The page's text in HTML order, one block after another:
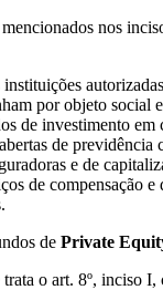
nos
instituições
por objeto
de investimento
de previdência
e de
de compensação
de Private
o art. 8º, inciso I,